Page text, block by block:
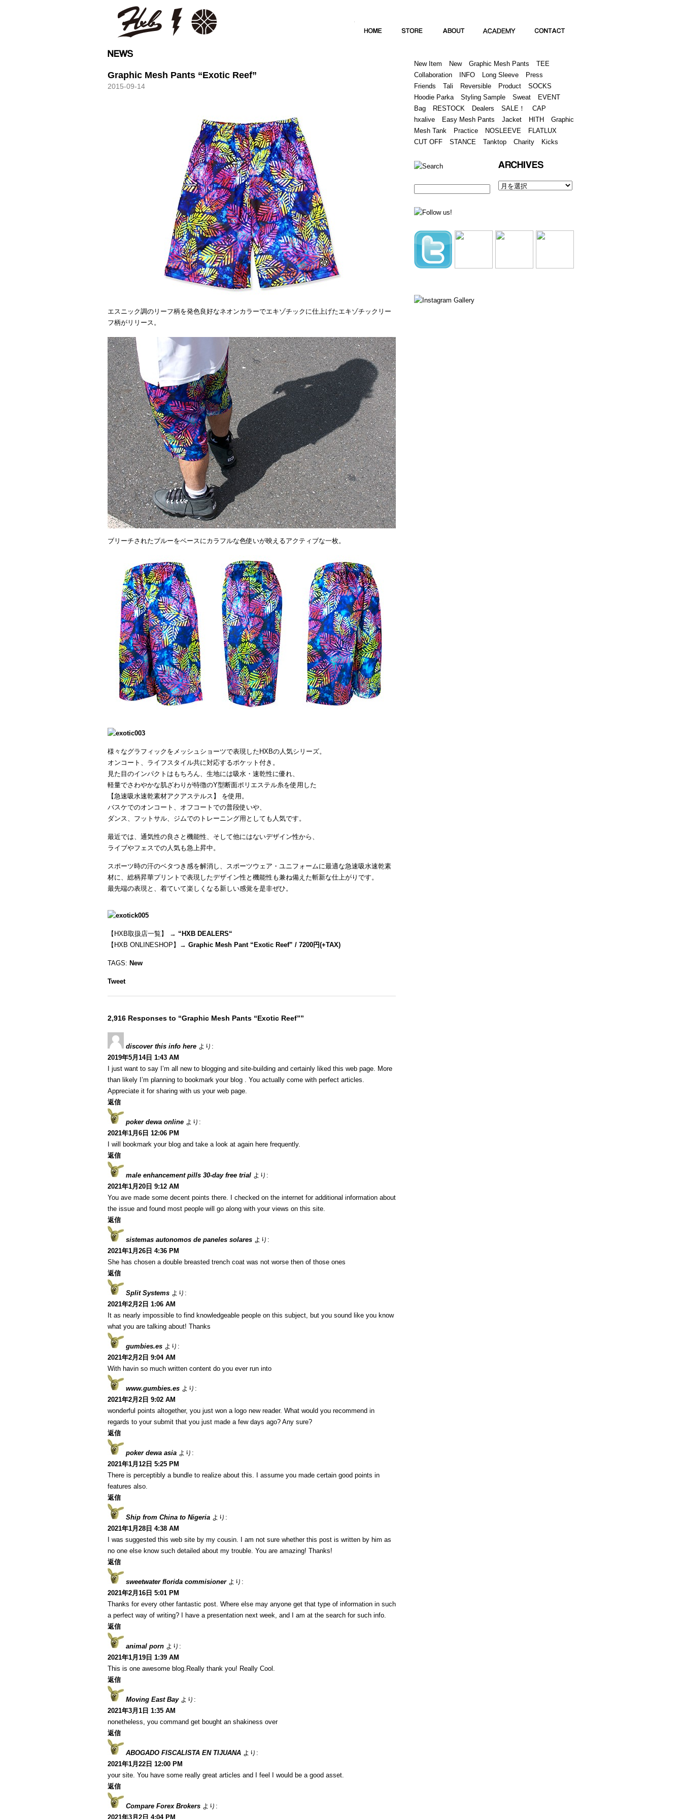
Graphic Mesh Pants “Exotic Reef”
2015-09-14
エスニック調のリーフ柄を発色良好なネオンカラーでエキゾチックに仕上げたエキゾチックリー
フ柄がリリース。
ブリーチされたブルーをベースにカラフルな色使いが映えるアクティブな一枚。
様々なグラフィックをメッシュショーツで表現したHXBの人気シリーズ。
オンコート、ライフスタイル共に対応するポケット付き。
見た目のインパクトはもちろん、生地には吸水・速乾性に優れ、
軽量でさわやかな肌ざわりが特徴のY型断面ポリエステル糸を使用した
【急速吸水速乾素材アクアステルス】 を使用。
バスケでのオンコート、オフコートでの普段使いや、
ダンス、フットサル、ジムでのトレーニング用としても人気です。
最近では、通気性の良さと機能性、そして他にはないデザイン性から、
ライブやフェスでの人気も急上昇中。
スポーツ時の汗のベタつき感を解消し、スポーツウェア・ユニフォームに最適な急速吸水速乾素
材に、総柄昇華プリントで表現したデザイン性と機能性も兼ね備えた斬新な仕上がりです。
最先端の表現と、着ていて楽しくなる新しい感覚を是非ぜひ。
【HXB取扱店一覧】 → “ HXB DEALERS“
【HXB ONLINESHOP】→ Graphic Mesh Pant “Exotic Reef” / 7200円(+TAX)
TAGS: New
Tweet
2,916 Responses to “Graphic Mesh Pants “Exotic Reef””
discover this info here より:
2019年5月14日 1:43 AM
I just want to say I’m all new to blogging and site-building and certainly liked this web page. More
than likely I’m planning to bookmark your blog . You actually come with perfect articles.
Appreciate it for sharing with us your web page.
返信
poker dewa online より:
2021年1月6日 12:06 PM
I will bookmark your blog and take a look at again here frequently.
返信
male enhancement pills 30-day free trial より:
2021年1月20日 9:12 AM
You ave made some decent points there. I checked on the internet for additional information about
the issue and found most people will go along with your views on this site.
返信
sistemas autonomos de paneles solares より:
2021年1月26日 4:36 PM
She has chosen a double breasted trench coat was not worse then of those ones
返信
Split Systems より:
2021年2月2日 1:06 AM
It as nearly impossible to find knowledgeable people on this subject, but you sound like you know
what you are talking about! Thanks
gumbies.es より:
2021年2月2日 9:04 AM
With havin so much written content do you ever run into
www.gumbies.es より:
2021年2月2日 9:02 AM
wonderful points altogether, you just won a logo new reader. What would you recommend in
regards to your submit that you just made a few days ago? Any sure?
返信
poker dewa asia より:
2021年1月12日 5:25 PM
There is perceptibly a bundle to realize about this. I assume you made certain good points in
features also.
返信
Ship from China to Nigeria より:
2021年1月28日 4:38 AM
I was suggested this web site by my cousin. I am not sure whether this post is written by him as
no one else know such detailed about my trouble. You are amazing! Thanks!
返信
sweetwater florida commisioner より:
2021年2月16日 5:01 PM
Thanks for every other fantastic post. Where else may anyone get that type of information in such
a perfect way of writing? I have a presentation next week, and I am at the search for such info.
返信
animal porn より:
2021年1月19日 1:39 AM
This is one awesome blog.Really thank you! Really Cool.
返信
Moving East Bay より:
2021年3月1日 1:35 AM
nonetheless, you command get bought an shakiness over
返信
ABOGADO FISCALISTA EN TIJUANA より:
2021年1月22日 12:00 PM
your site. You have some really great articles and I feel I would be a good asset.
返信
Compare Forex Brokers より:
2021年3月2日 4:04 PM
New Item New Graphic Mesh Pants
TEE
Collaboration
INFO Long Sleeve
Press
Friends
Tali Reversible Product
SOCKS
Hoodie Parka
Styling Sample Sweat
EVENT
Bag
RESTOCK Dealers SALE！
CAP
hxalive
Easy Mesh Pants Jacket HITH
Graphic
Mesh Tank
Practice NOSLEEVE
FLATLUX
CUT OFF
STANCE Tanktop Charity Kicks